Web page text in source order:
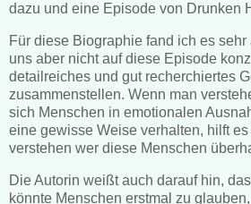
dazu und eine Episode von Drunken
Für diese Biographie fand ich es
uns aber nicht auf diese Episode
detailreiches und gut recherchiertes
zusammenstellen. Wenn man
sich Menschen in emotionalen
eine gewisse Weise verhalten, hilft es
verstehen wer diese Menschen
Die Autorin weißt auch darauf hin,
könnte Menschen erstmal zu